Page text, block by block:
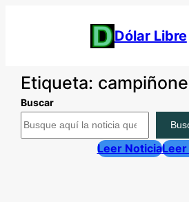
Dólar Libre
Etiqueta:
Buscar
Leer NoticiaLeer